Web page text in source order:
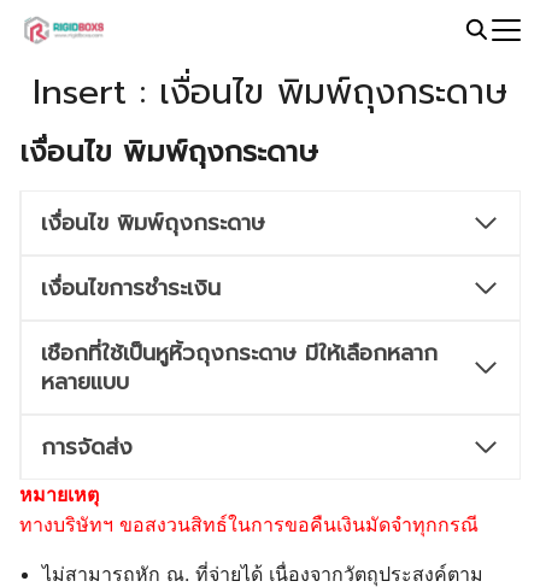
Skip
content
for:
Insert : เงื่อนไข พิมพ์ถุงกระดาษ
เงื่อนไข พิมพ์ถุงกระดาษ
เงื่อนไข พิมพ์ถุงกระดาษ
เงื่อนไขการชำระเงิน
เชือกที่ใช้เป็นหูหิ้วถุงกระดาษ มีให้เลือกหลาก
หลายแบบ
การจัดส่ง
หมายเหตุ
ทางบริษัทฯ ขอสงวนสิทธ์ในการขอคืนเงินมัดจำทุกกรณี
ไม่สามารถหัก ณ. ที่จ่ายได้ เนื่องจากวัตถุประสงค์ตาม